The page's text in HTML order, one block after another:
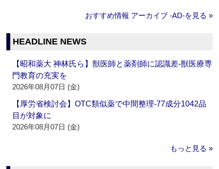
おすすめ情報 アーカイブ ‐AD‐を見る »
HEADLINE NEWS
【昭和薬大 神林氏ら】獣医師と薬剤師に認識差‐獣医療専
門教育の充実を
2026年08月07日 (金)
【厚労省検討会】OTC類似薬で中間整理‐77成分1042品
目が対象に
2026年08月07日 (金)
もっと見る »